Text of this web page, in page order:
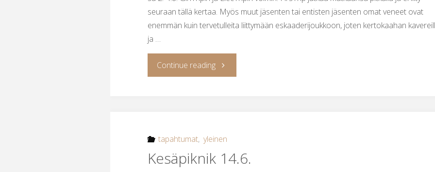
seuraan tällä kertaa. Myös muut jäsenten tai entisten jäsenten omat veneet ovat
enemmän kuin tervetulleita liittymään eskaaderijoukkoon, joten kertokaahan
ja …
Continue reading"Eskaaderi
tapahtumat, yleinen
Kesäpiknik 14.6.